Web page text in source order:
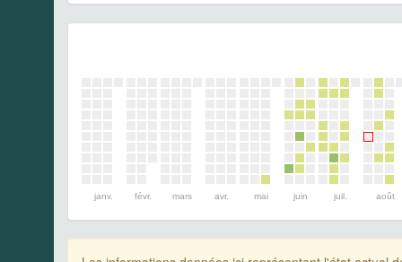
janv. févr. mars avr. mai juin juil. août